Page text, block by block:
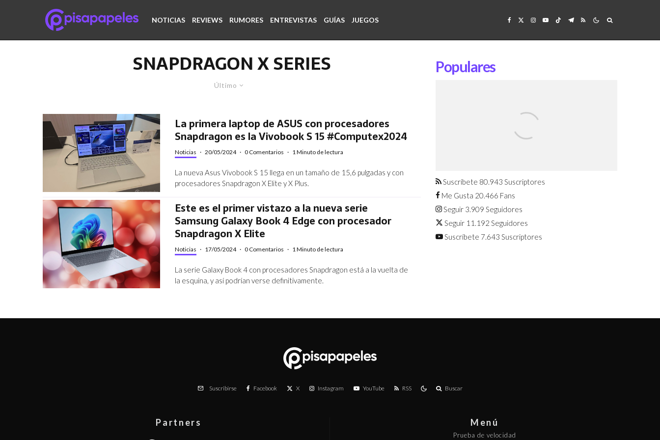
NOTICIAS REVIEWS RUMORES ENTREVISTAS GUÍAS JUEGOS
SNAPDRAGON X SERIES
Último
La primera laptop de ASUS con procesadores
Snapdragon es la Vivobook S 15 #Computex2024
Noticias · 20/05/2024 · 0 Comentarios · 1 Minuto de lectura
La nueva Asus Vivobook S 15 llega en un tamaño de 15,6 pulgadas y con
procesadores Snapdragon X Elite y X Plus.
Este es el primer vistazo a la nueva serie
Samsung Galaxy Book 4 Edge con procesador
Snapdragon X Elite
Noticias · 17/05/2024 · 0 Comentarios · 1 Minuto de lectura
La serie Galaxy Book 4 con procesadores Snapdragon está a la vuelta de
la esquina, y así podrían verse definitivamente.
Populares
agosto
Suscríbete 80.943 Suscriptores
Me Gusta 20.466 Fans
Seguir 3.909 Seguidores
Seguir 11.192 Seguidores
Suscríbete 7.643 Suscriptores
Suscribirse Facebook X Instagram YouTube RSS Buscar
Partners Menú
Prueba de velocidad